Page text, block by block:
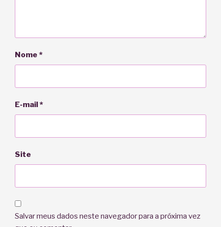
Nome *
E-mail *
Site
Salvar meus dados neste navegador para a próxima vez